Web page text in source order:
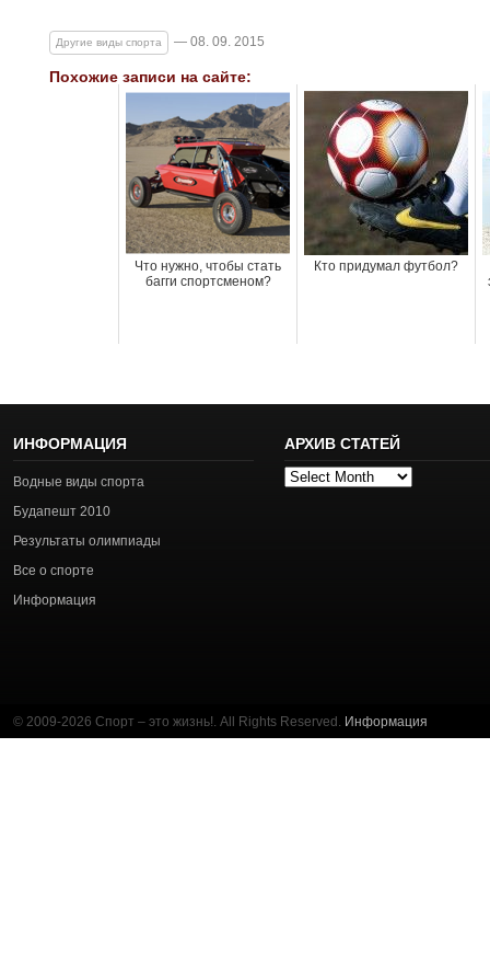
Другие виды спорта — 08. 09. 2015
Похожие записи на сайте:
Что нужно, чтобы стать
багги спортсменом?
Кто придумал футбол?
ИНФОРМАЦИЯ
Водные виды спорта
Будапешт 2010
Результаты олимпиады
Все о спорте
Информация
АРХИВ СТАТЕЙ
Архив
© 2009-2026 Спорт – это жизнь!. All Rights Reserved. Информация